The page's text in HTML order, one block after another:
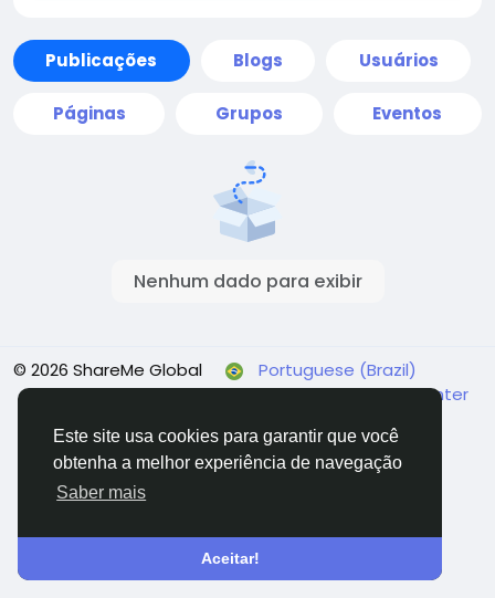
Este site usa cookies para garantir que você
obtenha a melhor experiência de navegação
Saber mais
Aceitar!
Publicações Blogs Usuários
Páginas Grupos Eventos
Nenhum dado para exibir
© 2026 ShareMe Global
Portuguese (Brazil)
Termos Privacidade Fale conosco Support Center